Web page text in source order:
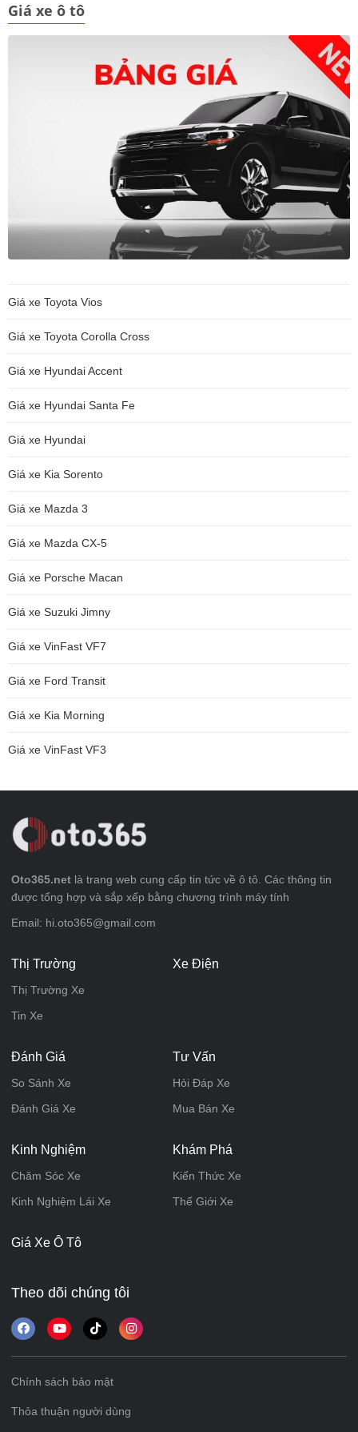
Giá xe ô tô
Giá xe Toyota Vios
Giá xe Toyota Corolla Cross
Giá xe Hyundai Accent
Giá xe Hyundai Santa Fe
Giá xe Hyundai
Giá xe Kia Sorento
Giá xe Mazda 3
Giá xe Mazda CX-5
Giá xe Porsche Macan
Giá xe Suzuki Jimny
Giá xe VinFast VF7
Giá xe Ford Transit
Giá xe Kia Morning
Giá xe VinFast VF3
Oto365.net là trang web cung cấp tin tức về ô tô. Các thông tin
được tổng hợp và sắp xếp bằng chương trình máy tính
Email: hi.oto365@gmail.com
Thị Trường
Thị Trường Xe
Tin Xe
Xe Điện
Đánh Giá
So Sánh Xe
Đánh Giá Xe
Tư Vấn
Hỏi Đáp Xe
Mua Bán Xe
Kinh Nghiệm
Chăm Sóc Xe
Kinh Nghiệm Lái Xe
Khám Phá
Kiến Thức Xe
Thế Giới Xe
Giá Xe Ô Tô
Theo dõi chúng tôi
Chính sách bảo mật
Thỏa thuận người dùng